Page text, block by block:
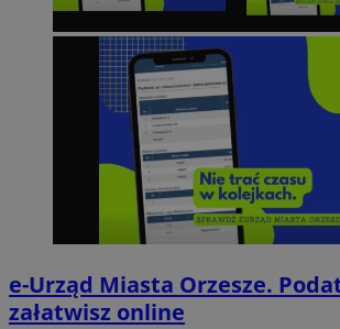
e-Urząd Miasta Orzesze.
załatwisz online